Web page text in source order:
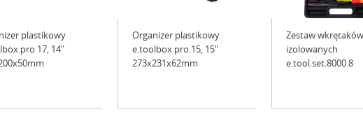
plastikowy
14"
Organizer plastikowy
e.toolbox.pro.15, 15"
273x231x62mm
Zestaw wkrętaków
izolowanych
e.tool.set.8000.8